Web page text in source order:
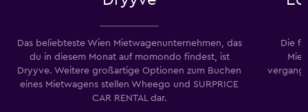
Das beliebteste Wien Mietwagenunternehmen, das
du in diesem Monat auf momondo findest, ist
Dryyve. Weitere großartige Optionen zum Buchen
eines Mietwagens stellen Wheego und SURPRICE
CAR RENTAL dar.
Die